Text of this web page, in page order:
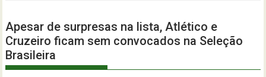
Apesar de surpresas na lista, Atlético e
Cruzeiro ficam sem convocados na Seleção
Brasileira